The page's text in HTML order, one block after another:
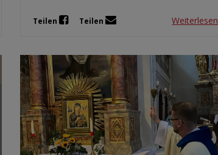
Teilen Teilen Weiterlesen